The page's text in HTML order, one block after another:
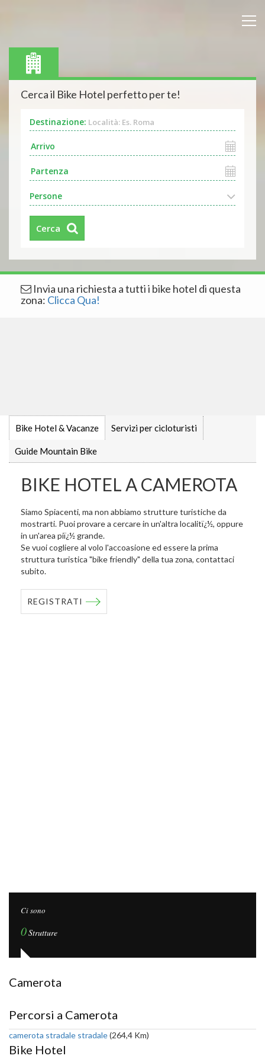
Cerca il Bike Hotel perfetto per te!
Destinazione: Località: Es. Roma
Persone
Cerca
Invia una richiesta a tutti i bike hotel di questa
zona: Clicca Qua!
Bike Hotel & Vacanze Servizi per cicloturisti
Guide Mountain Bike
BIKE HOTEL A CAMEROTA
Siamo Spiacenti, ma non abbiamo strutture turistiche da
mostrarti. Puoi provare a cercare in un'altra localitï¿½, oppure
in un'area piï¿½ grande.
Se vuoi cogliere al volo l'accoasione ed essere la prima
struttura turistica "bike friendly" della tua zona, contattaci
subito.
REGISTRATI
Ci sono
0Strutture
Camerota
Percorsi a Camerota
camerota stradale stradale(264,4 Km)
Bike Hotel